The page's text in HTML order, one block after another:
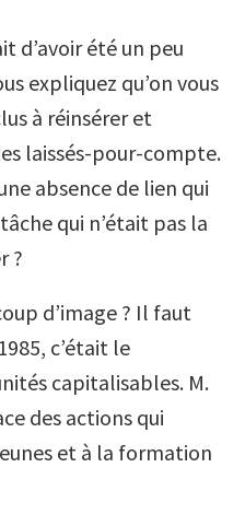
d’avoir été un peu
expliquez qu’on vous
à réinsérer et
laissés-pour-compte.
absence de lien qui
qui n’était pas la
?
d’image ? Il faut
c’était le
capitalisables. M.
des actions qui
et à la formation